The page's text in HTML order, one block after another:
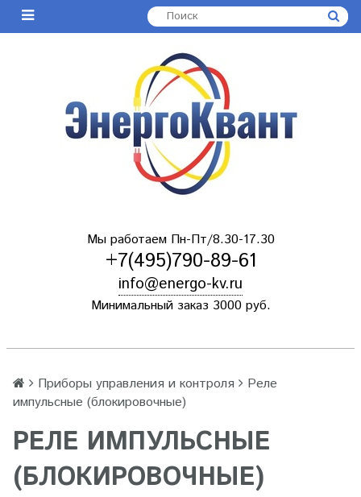
Мы работаем Пн-Пт/8.30-17.30
+7(495)790-89-61
info@energo-kv.ru
Минимальный заказ 3000 руб.
Приборы управления и контроля
Реле
импульсные (блокировочные)
РЕЛЕ ИМПУЛЬСНЫЕ
(БЛОКИРОВОЧНЫЕ)